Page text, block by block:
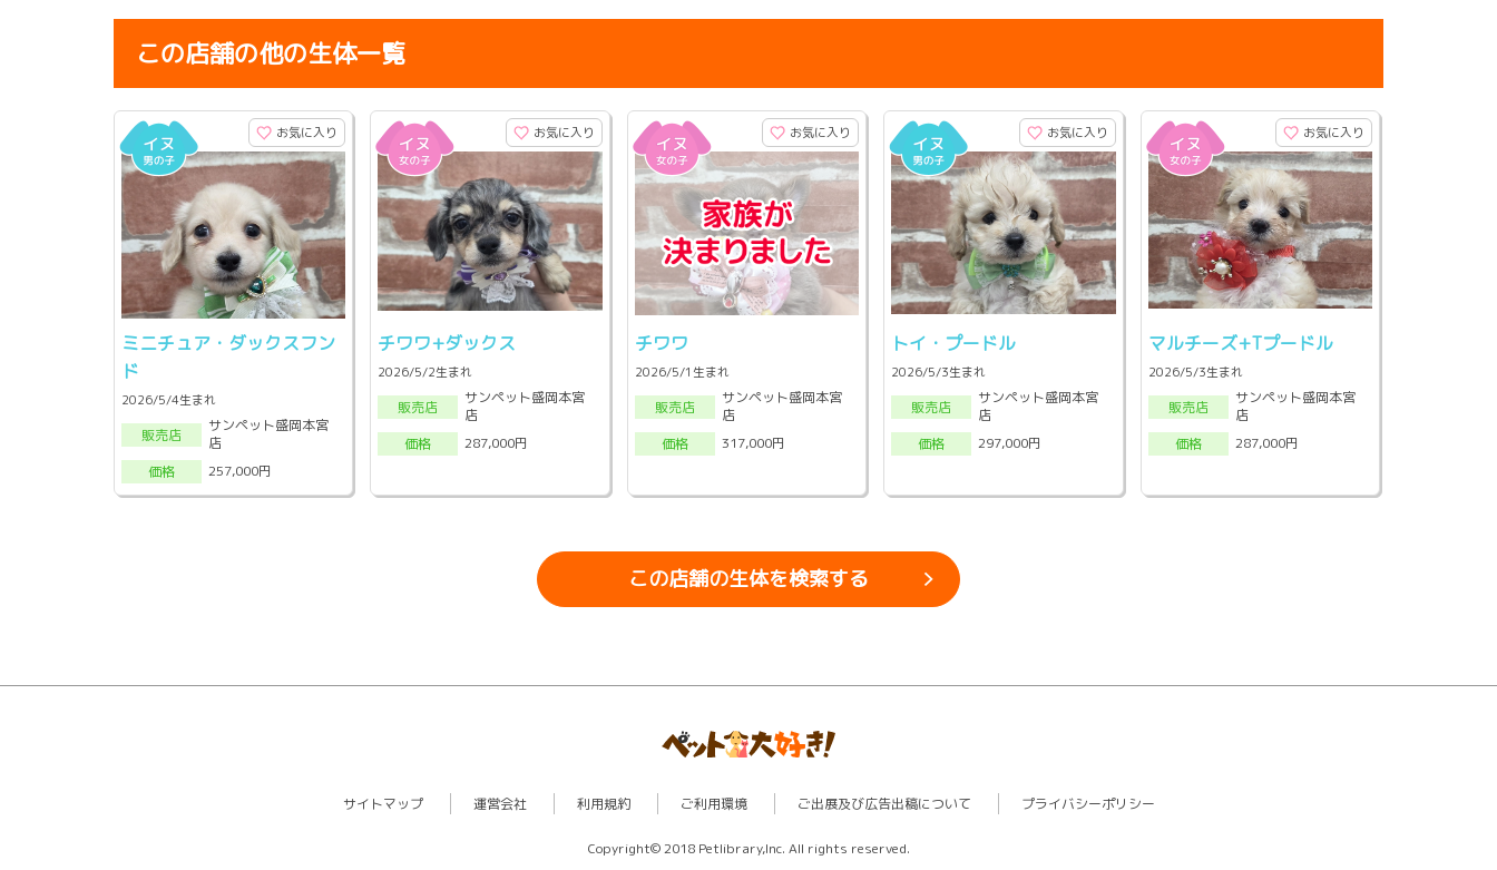
この店舗の他の生体一覧
お気に入り
ミニチュア・ダックスフン
ド
2026/5/4生まれ
販売店
サンペット盛岡本宮
店
価格
257,000円
お気に入り
チワワ+ダックス
2026/5/2生まれ
販売店
サンペット盛岡本宮
店
価格
287,000円
お気に入り
チワワ
2026/5/1生まれ
販売店
サンペット盛岡本宮
店
価格
317,000円
お気に入り
トイ・プードル
2026/5/3生まれ
販売店
サンペット盛岡本宮
店
価格
297,000円
お気に入り
マルチーズ+Tプードル
2026/5/3生まれ
販売店
サンペット盛岡本宮
店
価格
287,000円
この店舗の生体を検索する
サイトマップ 運営会社 利用規約 ご利用環境 ご出展及び広告出稿について プライバシーポリシー
Copyright© 2018 Petlibrary,Inc. All rights reserved.